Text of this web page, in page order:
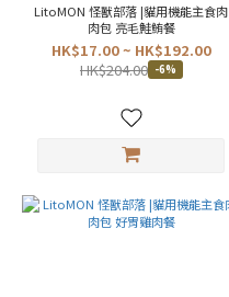
LitoMON 怪獸部落 |貓用機能主食肉
肉包 亮毛鮭鮪餐
HK$17.00 ~ HK$192.00
HK$204.00 -6%